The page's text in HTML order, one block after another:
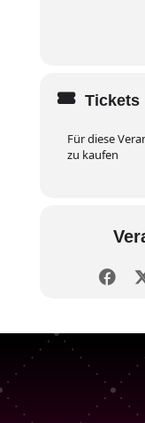
Tickets
Für diese
zu kaufen